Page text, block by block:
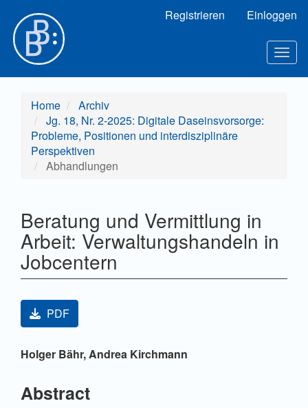
Hauptinhalt
Sidebar
Registrieren Einloggen
Home
Archiv
Jg. 18, Nr. 2-2025: Digitale Daseinsvorsorge:
Probleme, Positionen und interdisziplinäre
Perspektiven
Abhandlungen
Beratung und Vermittlung in
Arbeit: Verwaltungshandeln in
Jobcentern
Artikel-Sidebar
PDF
Hauptsächlicher Artikelinhalt
Holger Bähr, Andrea Kirchmann
Abstract